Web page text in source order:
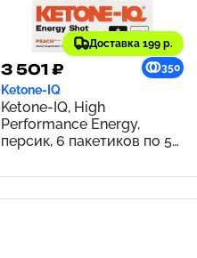
Доставка 199 р.
3 501 ₽ 350
Ketone-IQ
Ketone-IQ, High
Performance Energy,
персик, 6 пакетиков по 59